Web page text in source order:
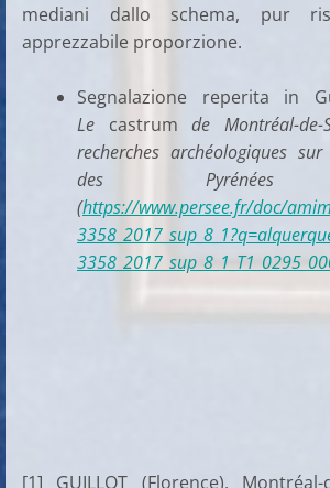
mediani dallo schema, pur
apprezzabile proporzione.
Segnalazione reperita in
Le castrum de Montréal-
recherches archéologiques
des Pyrénées
(https://www.persee.fr/doc/
[1] GUILLOT (Florence), Montréal-